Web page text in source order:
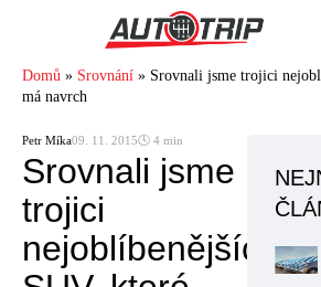
Domů » Srovnání » Srovnali jsme trojici
má navrch
Petr Míka09. 11. 2015🕓 4 min
Srovnali jsme
trojici
nejoblíbenějších